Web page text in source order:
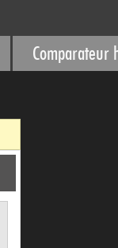
Comparateur